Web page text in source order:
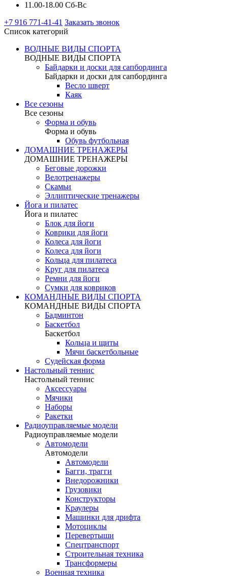
11.00-18.00 Сб-Вс
+7 916 771-41-41 Заказать звонок
Список категорий
ВОДНЫЕ ВИДЫ СПОРТА
ВОДНЫЕ ВИДЫ СПОРТА
Байдарки и доски для сапбординга
Байдарки и доски для сапбординга
Весло шверт
Каяк
Все сезоны
Все сезоны
Форма и обувь
Форма и обувь
Обувь футбольная
ДОМАШНИЕ ТРЕНАЖЕРЫ
ДОМАШНИЕ ТРЕНАЖЕРЫ
Беговые дорожки
Велотренажеры
Скамьи
Эллиптические тренажеры
Йога и пилатес
Йога и пилатес
Блок для йоги
Коврики для йоги
Колеса для йоги
Колеса для йоги
Кольца для пилатеса
Круг для пилатеса
Ремни для йоги
Сумки для ковриков
КОМАНДНЫЕ ВИДЫ СПОРТА
КОМАНДНЫЕ ВИДЫ СПОРТА
Бадминтон
Баскетбол
Баскетбол
Кольца и щиты
Мячи баскетбольные
Судейская форма
Настольный теннис
Настольный теннис
Аксессуары
Мячики
Наборы
Ракетки
Радиоуправляемые модели
Радиоуправляемые модели
Автомодели
Автомодели
Автомодели
Багги, трагги
Внедорожники
Грузовики
Конструкторы
Краулеры
Машинки для дрифта
Мотоциклы
Перевертыши
Спецтранспорт
Строительная техника
Трансформеры
Военная техника